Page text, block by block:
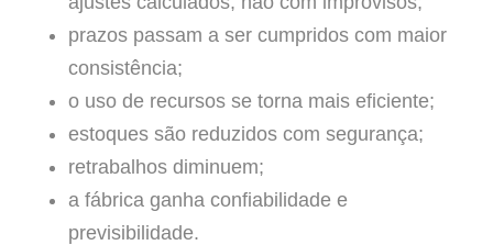
prazos passam a ser cumpridos com maior
consistência;
o uso de recursos se torna mais eficiente;
estoques são reduzidos com segurança;
retrabalhos diminuem;
a fábrica ganha confiabilidade e
previsibilidade.